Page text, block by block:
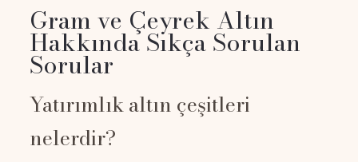
Gram ve Çeyrek Altın
Hakkında Sıkça Sorulan
Sorular
Yatırımlık altın çeşitleri
nelerdir?